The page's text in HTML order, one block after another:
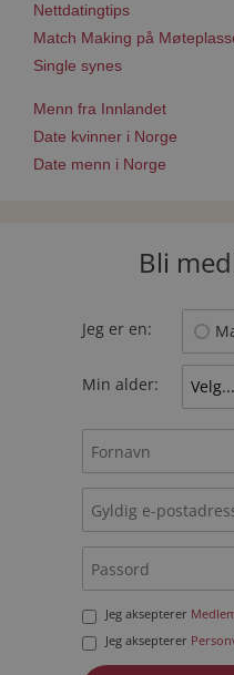
Nettdatingtips
Match Making på
Single synes
Menn fra Innlandet
Date kvinner i Norge
Date menn i Norge
Bli
Jeg er en:
Min alder:
Jeg aksepterer
Jeg aksepterer